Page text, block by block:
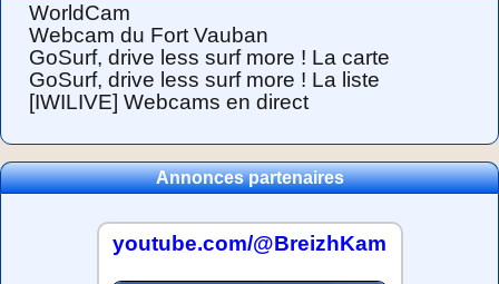
WorldCam
Webcam du Fort Vauban
GoSurf, drive less surf more ! La carte
GoSurf, drive less surf more ! La liste
[IWILIVE] Webcams en direct
Annonces partenaires
youtube.com/@BreizhKam